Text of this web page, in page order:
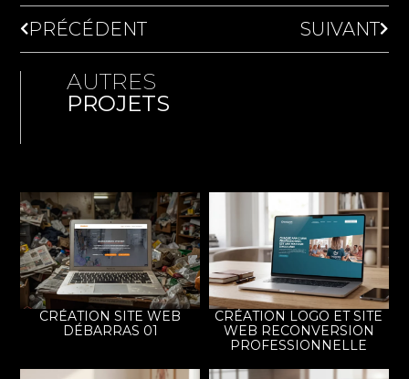
PRÉCÉDENT SUIVANT
AUTRES
PROJETS
CRÉATION SITE WEB
DÉBARRAS 01
CRÉATION LOGO ET SITE
WEB RECONVERSION
PROFESSIONNELLE